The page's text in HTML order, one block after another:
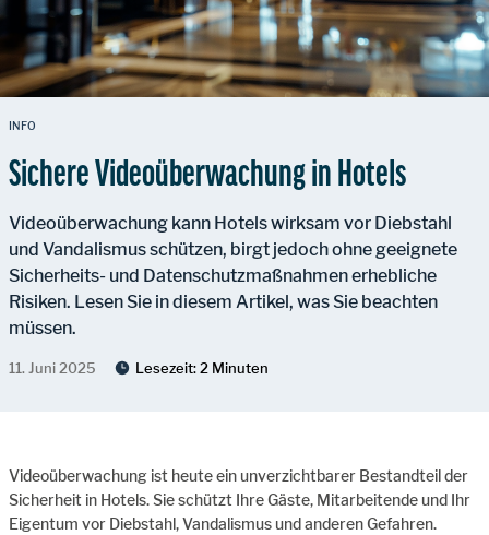
INFO
Sichere Videoüberwachung in Hotels
Videoüberwachung kann Hotels wirksam vor Diebstahl
und Vandalismus schützen, birgt jedoch ohne geeignete
Sicherheits- und Datenschutzmaßnahmen erhebliche
Risiken. Lesen Sie in diesem Artikel, was Sie beachten
müssen.
11. Juni 2025 Lesezeit:2 Minuten
Videoüberwachung ist heute ein unverzichtbarer Bestandteil der
Sicherheit in Hotels. Sie schützt Ihre Gäste, Mitarbeitende und Ihr
Eigentum vor Diebstahl, Vandalismus und anderen Gefahren.